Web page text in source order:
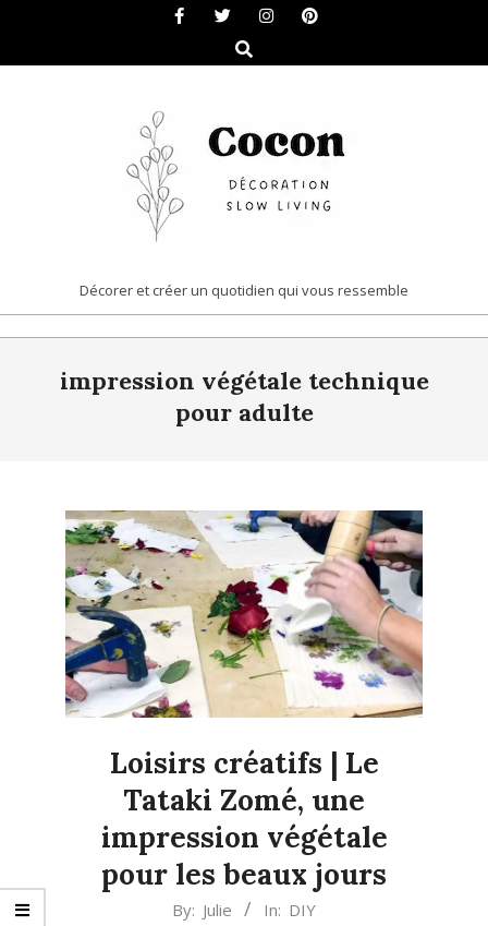
content
Search
COCON
|
DÉCORATION
Décorer et créer un quotidien qui vous ressemble
Navigationimpression végétale technique
pour adulte
Loisirs créatifs | Le
Tataki Zomé, une
impression végétale
pour les beaux jours
By: Julie In: DIY